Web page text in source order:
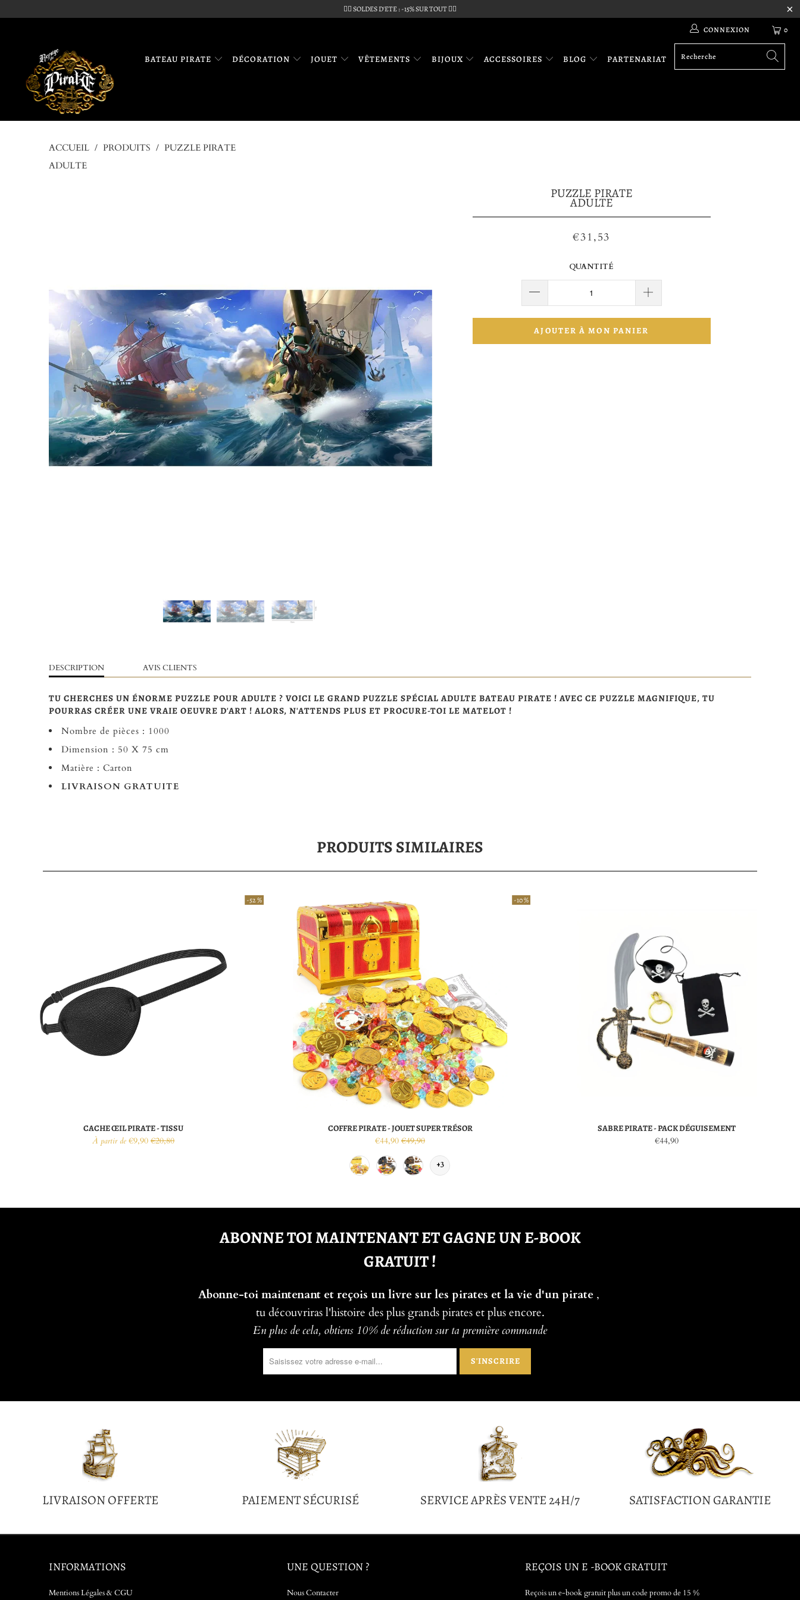
🏴‍☠️ SOLDES D'ETE : -15% SUR TOUT 🏴‍☠️
0
CONNEXION
BATEAU PIRATE DÉCORATION JOUET VÊTEMENTS BIJOUX ACCESSOIRES BLOG PARTENARIAT
ACCUEIL / PRODUITS / PUZZLE PIRATE
ADULTE
PUZZLE PIRATE
ADULTE
€31,53
QUANTITÉ
AJOUTER À MON PANIER
DESCRIPTION AVIS CLIENTS
TU CHERCHES UN ÉNORME PUZZLE POUR ADULTE ? VOICI LE GRAND PUZZLE SPÉCIAL ADULTE BATEAU PIRATE ! AVEC CE PUZZLE MAGNIFIQUE, TU
POURRAS CRÉER UNE VRAIE OEUVRE D'ART ! ALORS, N'ATTENDS PLUS ET PROCURE-TOI LE MATELOT !
Nombre de pièces : 1000
Dimension : 50 X 75 cm
Matière : Carton
LIVRAISON GRATUITE
PRODUITS SIMILAIRES
-52 %
CACHE ŒIL PIRATE - TISSU
À partir de €9,90 €20,80
-10 %
COFFRE PIRATE - JOUET SUPER TRÉSOR
€44,90 €49,90
+3
SABRE PIRATE - PACK DÉGUISEMENT
€44,90
ABONNE TOI MAINTENANT ET GAGNE UN E-BOOK
GRATUIT !
Abonne-toi maintenant et reçois un livre sur les pirates et la vie d'un pirate,
tu découvriras l'histoire des plus grands pirates et plus encore.
En plus de cela, obtiens 10% de réduction sur ta première commande
LIVRAISON OFFERTE PAIEMENT SÉCURISÉ SERVICE APRÈS VENTE 24H/7 SATISFACTION GARANTIE
INFORMATIONS
Mentions Légales & CGU
UNE QUESTION ?
Nous Contacter
REÇOIS UN E -BOOK GRATUIT
Reçois un e-book gratuit plus un code promo de 15 %